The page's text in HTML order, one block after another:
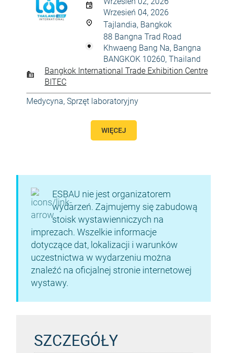
Wrzesień 04, 2026
Tajlandia, Bangkok
88 Bangna Trad Road
Khwaeng Bang Na, Bangna
BANGKOK 10260, Thailand
Bangkok International Trade Exhibition Centre
BITEC
Medycyna, Sprzęt laboratoryjny
WIĘCEJ
ESBAU nie jest organizatorem
wydarzeń. Zajmujemy się zabudową
stoisk wystawienniczych na
imprezach. Wszelkie informacje
dotyczące dat, lokalizacji i warunków
uczestnictwa w wydarzeniu można
znaleźć na oficjalnej stronie internetowej
wystawy.
SZCZEGÓŁY